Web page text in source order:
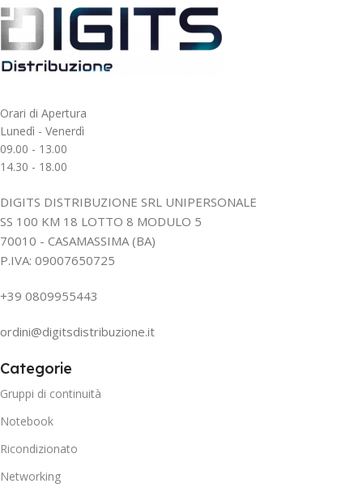
Orari di Apertura
Lunedì - Venerdì
09.00 - 13.00
14.30 - 18.00
DIGITS DISTRIBUZIONE SRL UNIPERSONALE
SS 100 KM 18 LOTTO 8 MODULO 5
70010 - CASAMASSIMA (BA)
P.IVA: 09007650725
+39 0809955443
ordini@digitsdistribuzione.it
Categorie
Gruppi di continuità
Notebook
Ricondizionato
Networking